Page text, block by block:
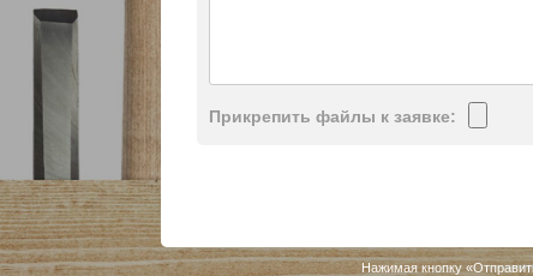
Прикрепить файлы к заявке:
Нажимая кнопку